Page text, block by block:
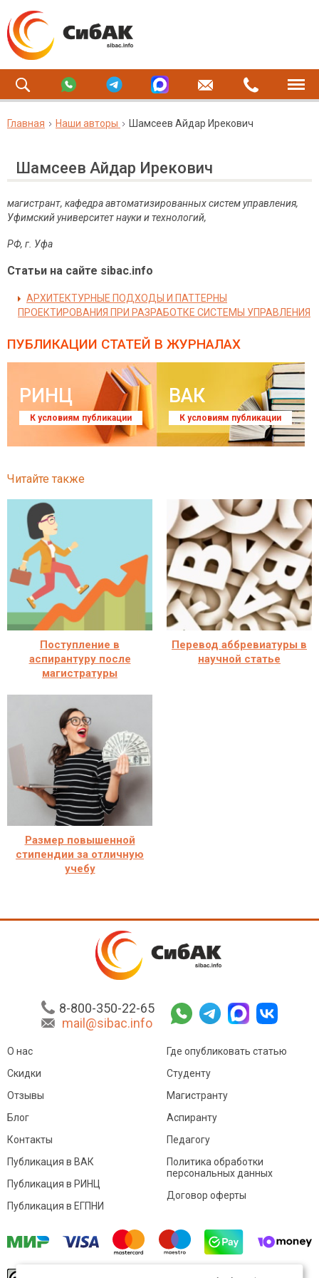
Главная Наши авторы Шамсеев Айдар Ирекович
Шамсеев Айдар Ирекович
магистрант, кафедра автоматизированных систем управления,
Уфимский университет науки и технологий,
РФ, г. Уфа
Статьи на сайте sibac.info
АРХИТЕКТУРНЫЕ ПОДХОДЫ И ПАТТЕРНЫ
ПРОЕКТИРОВАНИЯ ПРИ РАЗРАБОТКЕ СИСТЕМЫ УПРАВЛЕНИЯ
ПУБЛИКАЦИИ СТАТЕЙ В ЖУРНАЛАХ
РИНЦ
К условиям публикации
ВАК
К условиям публикации
Читайте также
Поступление в
аспирантуру после
магистратуры
Перевод аббревиатуры в
научной статье
Размер повышенной
стипендии за отличную
учебу
8-800-350-22-65
mail@sibac.info
О нас
Скидки
Отзывы
Блог
Контакты
Где опубликовать статью
Студенту
Магистранту
Аспиранту
Педагогу
Публикация в ВАК
Публикация в РИНЦ
Публикация в ЕГПНИ
Политика обработки
персональных данных
Договор оферты